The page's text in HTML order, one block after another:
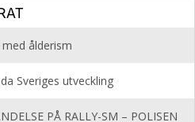
ålderism
Sveriges utveckling
PÅ RALLY-SM – POLISEN